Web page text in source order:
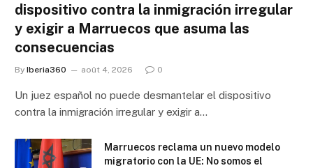
dispositivo contra la inmigración irregular
y exigir a Marruecos que asuma las
consecuencias
By Iberia360 août 4, 2026 0
Un juez español no puede desmantelar el dispositivo
contra la inmigración irregular y exigir a…
Marruecos reclama un nuevo modelo
migratorio con la UE: No somos el